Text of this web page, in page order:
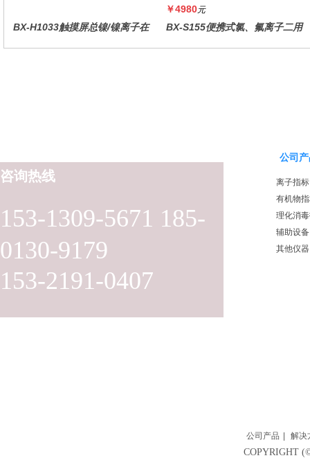
BX-H1033触摸屏总镍/镍离子在
￥4980元
BX-S155便携式氯、氟离子二用
153-1309-5671 185-
0130-9179
153-2191-0407
咨询热线
公司
离子指标
有机物
理化消
辅助设备
其他仪器
公司产品 解决
COPYRIGHT